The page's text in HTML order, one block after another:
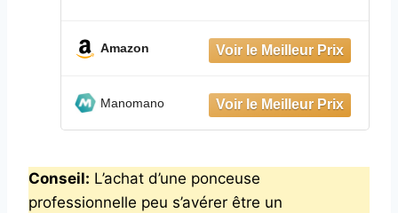
Amazon
Manomano
Conseil: L’achat d’une ponceuse
professionnelle peu s’avérer être un